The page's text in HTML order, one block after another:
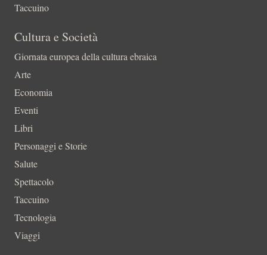
Taccuino
Cultura e Società
Giornata europea della cultura ebraica
Arte
Economia
Eventi
Libri
Personaggi e Storie
Salute
Spettacolo
Taccuino
Tecnologia
Viaggi